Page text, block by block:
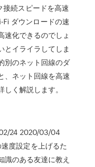
接続スピードを高速
ダウンロードの速
速化できるのでしょ
とイライラしてしま
別のネット回線のダ
、ネット回線を高速
く解説します。
24 2020/03/04
度設定を上げるた
のある友達に教え